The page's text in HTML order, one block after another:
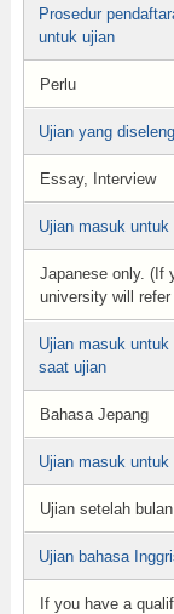
Prosedur
untuk ujian
Perlu
Ujian yang
Essay, Interview
Ujian masuk
Japanese only. (If
university will
Ujian masuk
saat ujian
Bahasa Jepang
Ujian masuk
Ujian setelah
Ujian bahasa
If you have a